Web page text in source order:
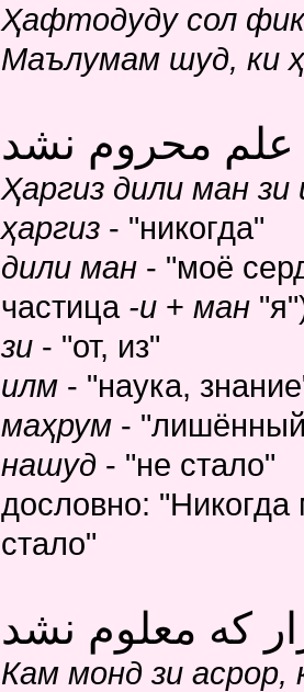
Ҳафтодуду сол
Маълумам шуд, ки
محروم نشد
Ҳаргиз дили ман
ҳаргиз - "никогда"
дили ман - "моё
частица -и + ман
зи - "от, из"
илм - "наука,
маҳрум -
нашуд - "не стало"
дословно:
стало"
که معلوم نشد
Кам монд зи